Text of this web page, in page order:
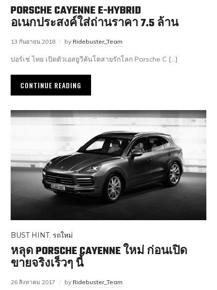
PORSCHE CAYENNE E-HYBRID
อเนกประสงค์ใส่ถ่านราคา 7.5 ล้าน
13 กันยายน 2018 by Ridebuster_Team
ปอร์เช่ ไทย เปิดตัวเอสยูวีคันโตสายรักโลก Porsche C […]
CONTINUE READING
BUST HINT,รถใหม่
หลุด PORSCHE CAYENNE ใหม่ ก่อนเปิด
ขายจริงเร็วๆ นี้
26 สิงหาคม 2017 by Ridebuster_Team